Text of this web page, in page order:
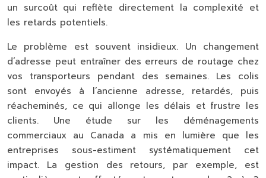
un surcoût qui reflète directement la complexité et
les retards potentiels.
Le problème est souvent insidieux. Un changement
d’adresse peut entraîner des erreurs de routage chez
vos transporteurs pendant des semaines. Les colis
sont envoyés à l’ancienne adresse, retardés, puis
réacheminés, ce qui allonge les délais et frustre les
clients. Une étude sur les déménagements
commerciaux au Canada a mis en lumière que les
entreprises sous-estiment systématiquement cet
impact. La gestion des retours, par exemple, est